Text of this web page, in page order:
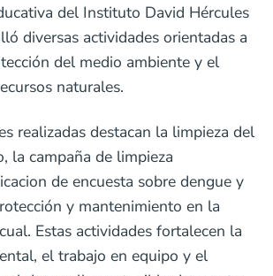
del Instituto David Hércules
diversas actividades orientadas a
del medio ambiente y el
naturales.
realizadas destacan la limpieza del
la campaña de limpieza
de encuesta sobre dengue y
y mantenimiento en la
Estas actividades fortalecen la
el trabajo en equipo y el